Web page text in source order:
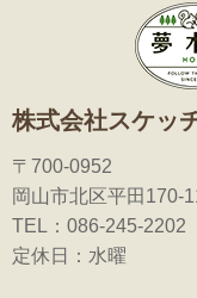
株式会社スケッ
〒700-0952
岡山市北区平田170-
TEL：086-245-
定休日：水曜